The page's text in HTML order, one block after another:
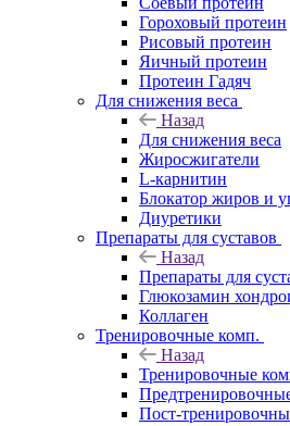
Гороховый протеин
Рисовый протеин
Яичный протеин
Протеин Гадяч
Для снижения веса
Назад
Для снижения веса
Жиросжигатели
L-карнитин
Блокатор жиров и
Диуретики
Препараты для суставов
Назад
Препараты для
Глюкозамин
Коллаген
Тренировочные комп.
Назад
Тренировочные
Пост-